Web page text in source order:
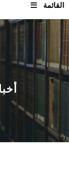
القائمة